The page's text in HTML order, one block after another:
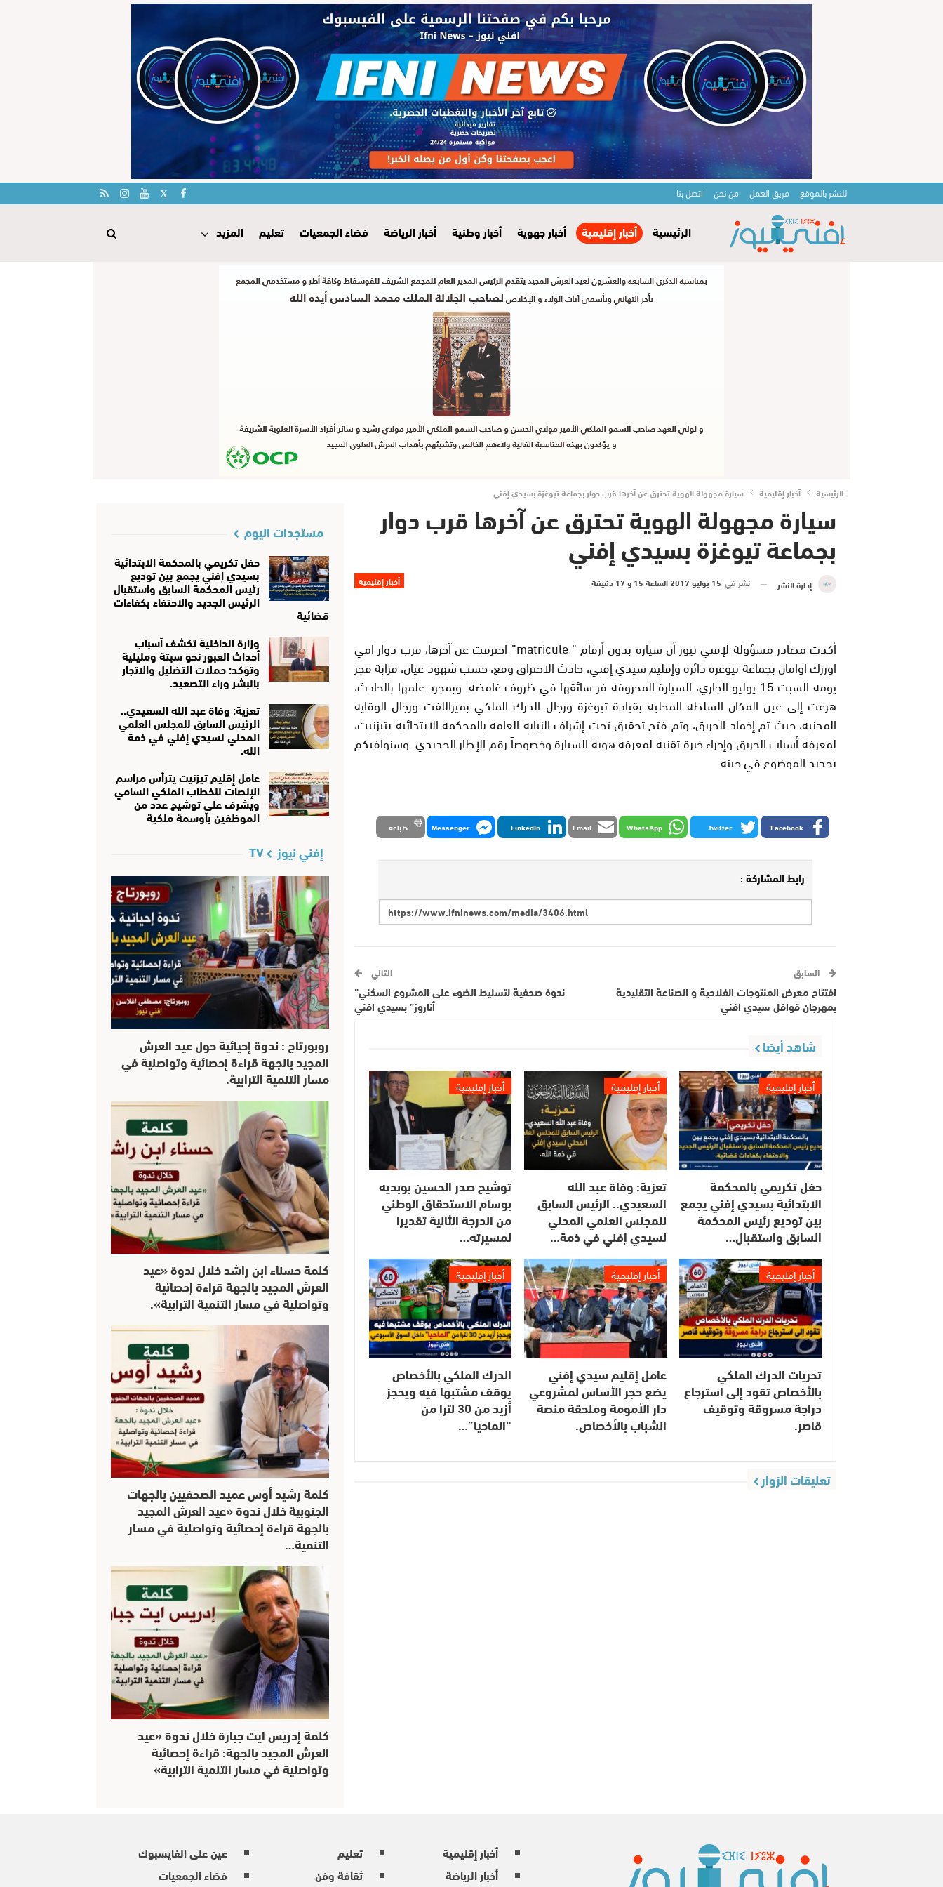
للنشر بالموقع فريق العمل من نحن اتصل بنا
الرئيسية أخبار إقليمية أخبار جهوية أخبار وطنية أخبار الرياضة فضاء الجمعيات تعليم المزيد
الرئيسية أخبار إقليمية سيارة مجهولة الهوية تحترق عن آخرها قرب دوار بجماعة تيوغزة بسيدي إفني
سيارة مجهولة الهوية تحترق عن آخرها قرب دوار
بجماعة تيوغزة بسيدي إفني
أخبار إقليمية إدارة النشر نشر في 15 يوليو 2017 الساعة 15 و 17 دقيقة
أكدت مصادر مسؤولة لإفني نيوز أن سيارة بدون أرقام ” matricule” احترقت عن آخرها، قرب دوار امي
اوزرك اوامان بجماعة تيوغزة دائرة وإقليم سيدي إفني، حادث الاحتراق وقع، حسب شهود عيان، قرابة فجر
يومه السبت 15 يوليو الجاري، السيارة المحروقة فر سائقها في ظروف غامضة. وبمجرد علمها بالحادث،
هرعت إلى عين المكان السلطة المحلية بقيادة تيوغزة ورجال الدرك الملكي بميراللفت ورجال الوقاية
المدنية، حيث تم إخماد الحريق، وتم فتح تحقيق تحت إشراف النيابة العامة بالمحكمة الابتدائية بتيزنيت،
لمعرفة أسباب الحريق وإجراء خبرة تقنية لمعرفة هوية السيارة وخصوصاً رقم الإطار الحديدي. وسنوافيكم
بجديد الموضوع في حينه.
Facebook
Twitter
WhatsApp
Email
LinkedIn
Messenger طباعة
رابط المشاركة :
السابق
افتتاح معرض المنتوجات الفلاحية و الصناعة التقليدية
بمهرجان قوافل سيدي افني
التالي
ندوة صحفية لتسليط الضوء على المشروع السكني”
أناروز” بسيدي افني
شاهد أيضا
أخبار إقليمية
حفل تكريمي بالمحكمة
الابتدائية بسيدي إفني يجمع
بين توديع رئيس المحكمة
السابق واستقبال…
أخبار إقليمية
تعزية: وفاة عبد الله
السعيدي.. الرئيس السابق
للمجلس العلمي المحلي
لسيدي إفني في ذمة…
أخبار إقليمية
توشيح صدر الحسين بوبديه
بوسام الاستحقاق الوطني
من الدرجة الثانية تقديرا
لمسيرته…
أخبار إقليمية
تحريات الدرك الملكي
بالأخصاص تقود إلى استرجاع
دراجة مسروقة وتوقيف
قاصر.
أخبار إقليمية
عامل إقليم سيدي إفني
يضع حجر الأساس لمشروعي
دار الأمومة وملحقة منصة
الشباب بالأخصاص.
أخبار إقليمية
الدرك الملكي بالأخصاص
يوقف مشتبها فيه ويحجز
أزيد من 30 لترا من
“الماحيا”…
تعليقات الزوار
مستجدات اليوم
حفل تكريمي بالمحكمة الابتدائية
بسيدي إفني يجمع بين توديع
رئيس المحكمة السابق واستقبال
الرئيس الجديد والاحتفاء بكفاءات
قضائية
وزارة الداخلية تكشف أسباب
أحداث العبور نحو سبتة ومليلية
وتؤكد: حملات التضليل والاتجار
بالبشر وراء التصعيد.
تعزية: وفاة عبد الله السعيدي..
الرئيس السابق للمجلس العلمي
المحلي لسيدي إفني في ذمة
الله.
عامل إقليم تيزنيت يترأس مراسم
الإنصات للخطاب الملكي السامي
ويشرف على توشيح عدد من
الموظفين بأوسمة ملكية
إفني نيوز TV
روبورتاج : ندوة إحيائية حول عيد العرش
المجيد بالجهة قراءة إحصائية وتواصلية في
مسار التنمية الترابية.
كلمة حسناء ابن راشد خلال ندوة «عيد
العرش المجيد بالجهة قراءة إحصائية
وتواصلية في مسار التنمية الترابية».
كلمة رشيد أوس عميد الصحفيين بالجهات
الجنوبية خلال ندوة «عيد العرش المجيد
بالجهة قراءة إحصائية وتواصلية في مسار
التنمية…
كلمة إدريس ايت جبارة خلال ندوة «عيد
العرش المجيد بالجهة: قراءة إحصائية
وتواصلية في مسار التنمية الترابية»
أخبار إقليمية
أخبار الرياضة
تعليم
ثقافة وفن
عين على الفايسبوك
فضاء الجمعيات